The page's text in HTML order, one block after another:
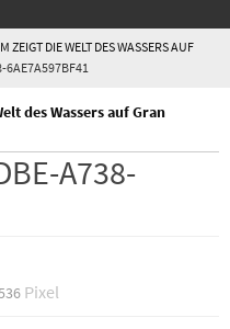
DIE WELT DES WASSERS AUF
6AE7A597BF41
des Wassers auf Gran
A738-
Pixel